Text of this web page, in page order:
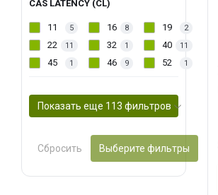
CAS LATENCY (CL)
11 5 16 8 19 2
22 11 32 1 40 11
45 1 46 9 52 1
Показать еще 113 фильтров
Сбросить Выберите фильтры